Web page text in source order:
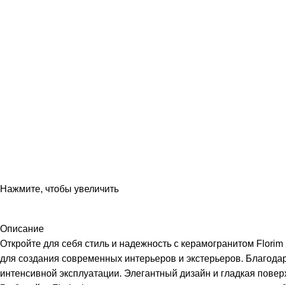
Нажмите, чтобы увеличить
Описание
Откройте для себя стиль и надежность с керамогранитом
для создания современных интерьеров и экстерьеров.
интенсивной эксплуатации. Элегантный дизайн и гладкая